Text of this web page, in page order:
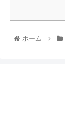
ホーム